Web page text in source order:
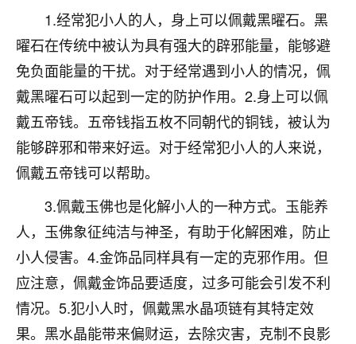
1.经常犯小人的人，身上可以佩戴黑曜石。黑
曜石在传统中被认为具有强大的辟邪能量，能够避
免负面能量的干扰。对于经常遇到小人的情况，佩
戴黑曜石可以起到一定的防护作用。2.身上可以佩
戴五帝钱。五帝钱指五枚不同朝代的铜钱，被认为
能够辟邪和带来好运。对于经常犯小人的人来说，
佩戴五帝钱可以帮助。
3.佩戴玉佛也是化解小人的一种方式。玉能养
人，玉佛象征纯洁与神圣，有助于化解困难，防止
小人侵害。4.金饰品同样具有一定的克邪作用。但
应注意，佩戴金饰品要适度，过多可能会引发不利
情况。5.犯小人时，佩戴黑水晶项链有其特定效
果。黑水晶能带来偏财运，去除灾害，克制不良影
付深
我是公司人事调整，有升迁机会，但同时竞争的我们
三个，找老师的时候是抱着侥幸心理，没想到老师看
着我晋升有望，我半信半疑的按照老师建议，做了化
太岁还有一个发钱粮，本来年前的人事调整，拖到年
后，我以为都没戏了，结果开年一上班，开会提拔升
职第一个就是我，职务无所谓，主要是底薪加了
3000，非常开心，无论如何，感恩感谢！🙏🏻
鹿森：恭喜升职加薪！！，请客吗？�
12小时前 来自北京 32
心心相印
我身体不太好，总是病病殃殃的，去检查又没什么大
问题，反正就是不舒服。中医西医看遍了，找不到问
题，后来无意中看到有人推荐慧来老师，跟老师聊过